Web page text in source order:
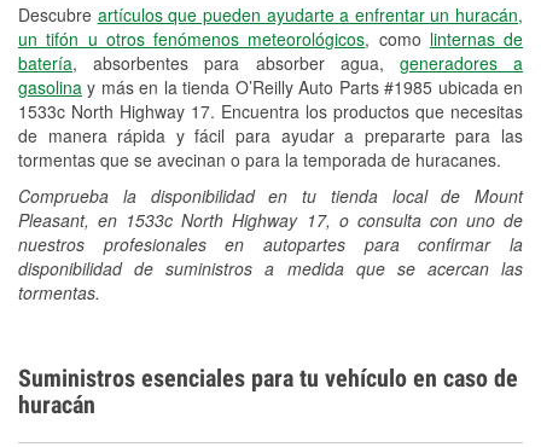
Descubre artículos que pueden ayudarte a enfrentar un huracán,
un tifón u otros fenómenos meteorológicos, como linternas de
batería, absorbentes para absorber agua, generadores a
gasolina y más en la tienda O’Reilly Auto Parts #1985 ubicada en
1533c North Highway 17. Encuentra los productos que necesitas
de manera rápida y fácil para ayudar a prepararte para las
tormentas que se avecinan o para la temporada de huracanes.
Comprueba la disponibilidad en tu tienda local de Mount
Pleasant, en 1533c North Highway 17, o consulta con uno de
nuestros profesionales en autopartes para confirmar la
disponibilidad de suministros a medida que se acercan las
tormentas.
Suministros esenciales para tu vehículo en caso de
huracán